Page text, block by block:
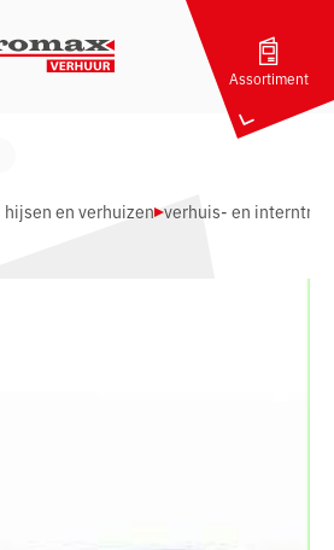
Assortiment
en verhuizen verhuis- en